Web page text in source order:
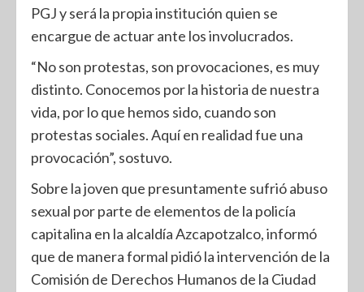
PGJ y será la propia institución quien se
encargue de actuar ante los involucrados.
“No son protestas, son provocaciones, es muy
distinto. Conocemos por la historia de nuestra
vida, por lo que hemos sido, cuando son
protestas sociales. Aquí en realidad fue una
provocación”, sostuvo.
Sobre la joven que presuntamente sufrió abuso
sexual por parte de elementos de la policía
capitalina en la alcaldía Azcapotzalco, informó
que de manera formal pidió la intervención de la
Comisión de Derechos Humanos de la Ciudad